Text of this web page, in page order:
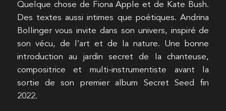
Quelque chose de Fiona Apple et de Kate Bush.
Des textes aussi intimes que poétiques. Andrina
Bollinger vous invite dans son univers, inspiré de
son vécu, de l’art et de la nature. Une bonne
introduction au jardin secret de la chanteuse,
compositrice et multi-instrumentiste avant la
sortie de son premier album Secret Seed fin
2022.